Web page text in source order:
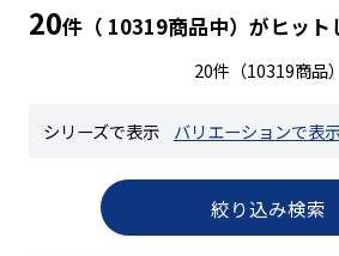
長さ測定器
濃度・環境測定
20件（ 10319商品中）がヒット
20件（10319商
シリーズで表示 バリエーションで表
絞り込み検索